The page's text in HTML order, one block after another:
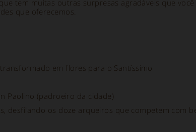
tem muitas outras surpresas agradáveis que
que oferecemos.
em flores para o Santíssimo
Paolino (padroeiro da cidade)
desfilando os doze arqueiros que competem com